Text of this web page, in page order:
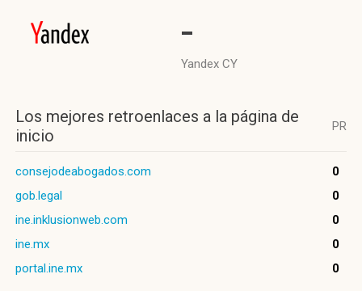
-
Yandex CY
Los mejores retroenlaces a la página de
inicio
PR
consejodeabogados.com
0
gob.legal
0
ine.inklusionweb.com
0
ine.mx
0
portal.ine.mx
0